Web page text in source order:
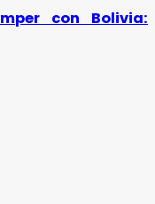
con Bolivia: